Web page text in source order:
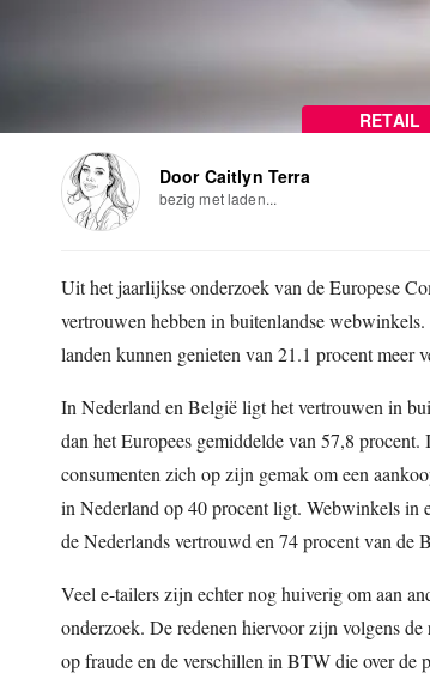
RETAIL
Door Caitlyn Terra
bezig met laden...
Uit het jaarlijkse onderzoek van de Europese
vertrouwen hebben in buitenlandse
landen kunnen genieten van 21.1 procent meer
In Nederland en België ligt het vertrouwen in
dan het Europees gemiddelde van 57,8
consumenten zich op zijn gemak om een
in Nederland op 40 procent ligt. Webwinkels in
de Nederlands vertrouwd en 74 procent van de
Veel e-tailers zijn echter nog huiverig om aan
onderzoek. De redenen hiervoor zijn volgens
op fraude en de verschillen in BTW die over de